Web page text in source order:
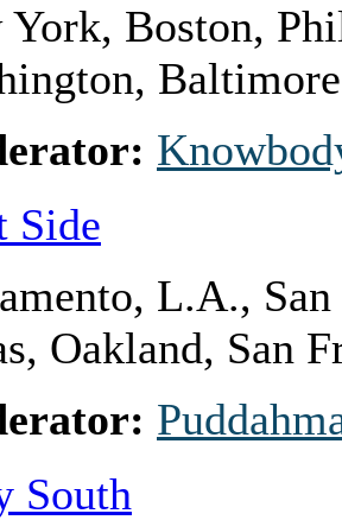
York, Boston,
Side
L.A.,
Oakland, San
South